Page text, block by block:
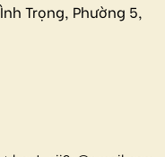
Trọng, Phường 5,